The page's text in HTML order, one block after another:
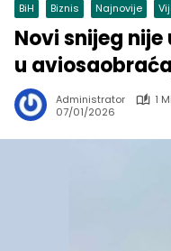
BiH Biznis Najnovije
Novi snijeg
u
Administrator
1
07/01/2026